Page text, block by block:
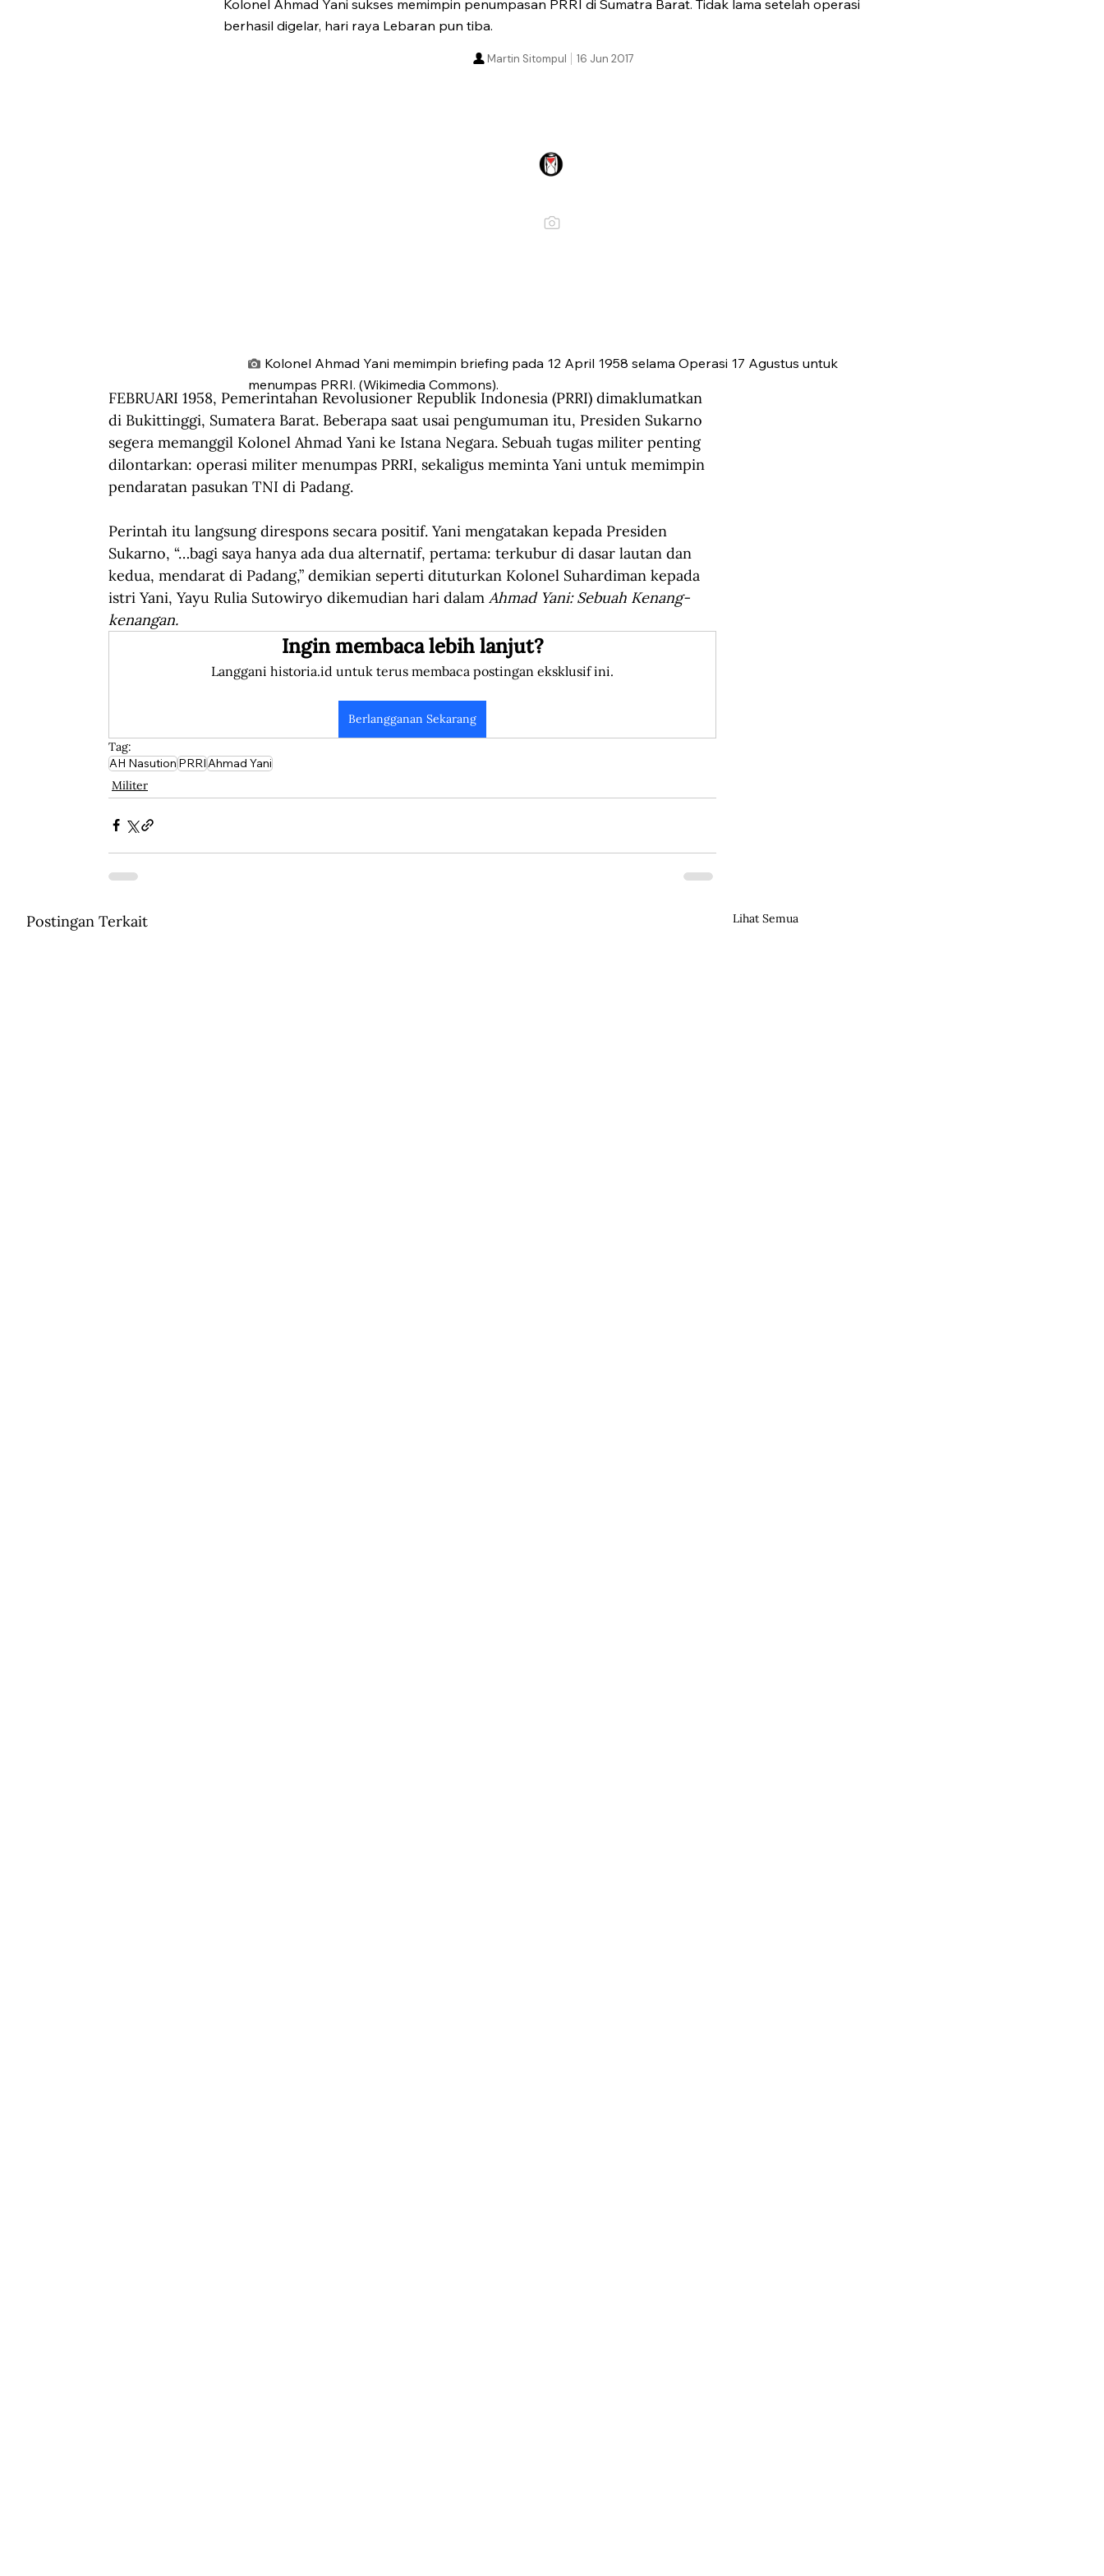
Kolonel Ahmad Yani sukses memimpin penumpasan PRRI di Sumatra Barat. Tidak lama setelah operasi
berhasil digelar, hari raya Lebaran pun tiba.
16 Jun 2017
Martin Sitompul
Kolonel Ahmad Yani memimpin briefing pada 12 April 1958 selama Operasi 17 Agustus untuk
menumpas PRRI. (Wikimedia Commons).
FEBRUARI 1958, Pemerintahan Revolusioner Republik Indonesia (PRRI) dimaklumatkan
di Bukittinggi, Sumatera Barat. Beberapa saat usai pengumuman itu, Presiden Sukarno
segera memanggil Kolonel Ahmad Yani ke Istana Negara. Sebuah tugas militer penting
dilontarkan: operasi militer menumpas PRRI, sekaligus meminta Yani untuk memimpin
pendaratan pasukan TNI di Padang.
Perintah itu langsung direspons secara positif. Yani mengatakan kepada Presiden
Sukarno, “…bagi saya hanya ada dua alternatif, pertama: terkubur di dasar lautan dan
kedua, mendarat di Padang,” demikian seperti dituturkan Kolonel Suhardiman kepada
istri Yani, Yayu Rulia Sutowiryo dikemudian hari dalam Ahmad Yani: Sebuah Kenang-
kenangan.
Ingin membaca lebih lanjut?
Langgani historia.id untuk terus membaca postingan eksklusif ini.
Berlangganan Sekarang
Tag:
AH NasutionPRRIAhmad Yani
Militer
Postingan Terkait Lihat Semua